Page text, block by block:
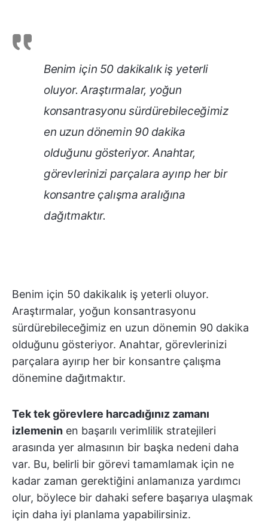
Benim için 50 dakikalık iş yeterli
oluyor. Araştırmalar, yoğun
konsantrasyonu sürdürebileceğimiz
en uzun dönemin 90 dakika
olduğunu gösteriyor. Anahtar,
görevlerinizi parçalara ayırıp her bir
konsantre çalışma aralığına
dağıtmaktır.
Benim için 50 dakikalık iş yeterli oluyor.
Araştırmalar, yoğun konsantrasyonu
sürdürebileceğimiz en uzun dönemin 90 dakika
olduğunu gösteriyor. Anahtar, görevlerinizi
parçalara ayırıp her bir konsantre çalışma
dönemine dağıtmaktır.
Tek tek görevlere harcadığınız zamanı
izlemenin en başarılı verimlilik stratejileri
arasında yer almasının bir başka nedeni daha
var. Bu, belirli bir görevi tamamlamak için ne
kadar zaman gerektiğini anlamanıza yardımcı
olur, böylece bir dahaki sefere başarıya ulaşmak
için daha iyi planlama yapabilirsiniz.